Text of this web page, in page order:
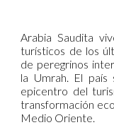
Arabia Saudita
turísticos de los
de peregrinos
la Umrah. El país
epicentro del
transformación
Medio Oriente.